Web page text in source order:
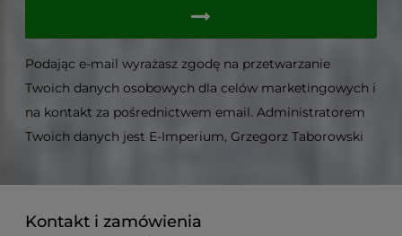
Podając e-mail wyrażasz zgodę na przetwarzanie
Twoich danych osobowych dla celów marketingowych i
na kontakt za pośrednictwem email. Administratorem
Twoich danych jest E-Imperium, Grzegorz Taborowski
Kontakt i zamówienia